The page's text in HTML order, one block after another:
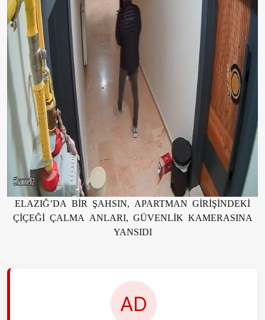
ELAZIĞ’DA BİR ŞAHSIN, APARTMAN GİRİŞİNDEKİ
ÇİÇEĞİ ÇALMA ANLARI, GÜVENLİK KAMERASINA
YANSIDI